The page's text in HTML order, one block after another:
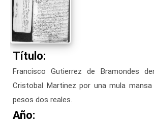
Título:
Francisco Gutierrez de Bramondes
Cristobal Martinez por una mula
pesos dos reales.
Año: